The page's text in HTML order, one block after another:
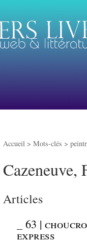
Accueil > Mots-clés >
Cazeneuve,
Articles
63 |
express